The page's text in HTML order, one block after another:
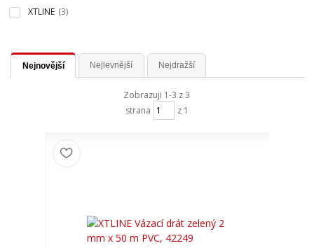
XTLINE (3)
Nejnovější Nejlevnější Nejdražší
Zobrazuji 1-3 z 3
strana
z 1